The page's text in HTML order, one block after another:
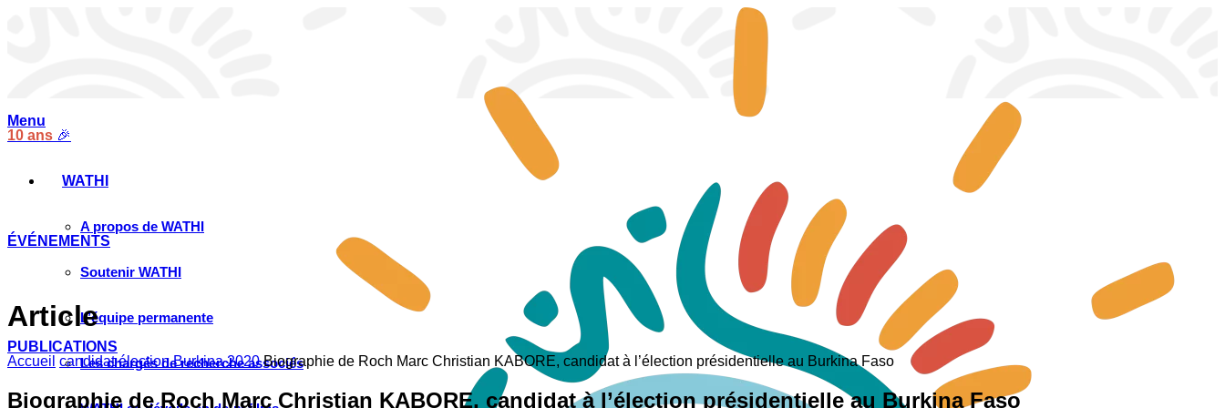
10 ans 🎉
ÉVÉNEMENTS
PUBLICATIONS
Menu
WATHI
A propos de WATHI
Soutenir WATHI
L’équipe permanente
Les chargés de recherche associés
Article
Accueil candidat élection Burkina 2020 Biographie de Roch Marc Christian KABORE, candidat à l’élection présidentielle au Burkina Faso
Biographie de Roch Marc Christian KABORE, candidat à l’élection présidentielle au Burkina Faso